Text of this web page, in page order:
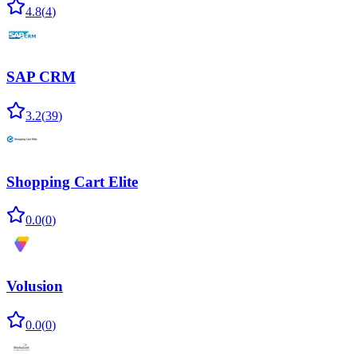
4.8(4)
SAP CRM
3.2(39)
Shopping Cart Elite
0.0(0)
Volusion
0.0(0)